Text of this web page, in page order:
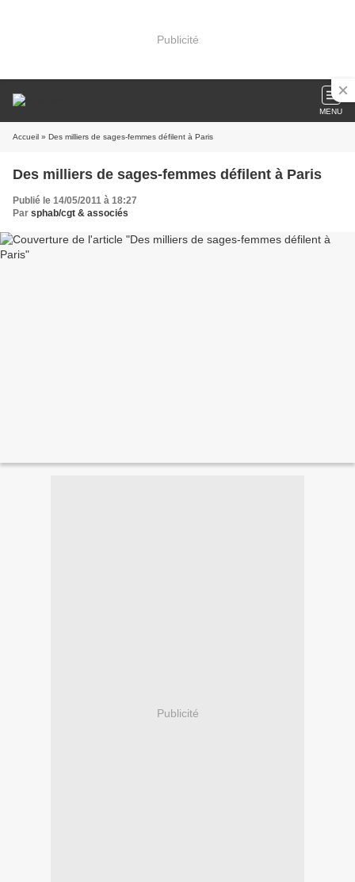
Publicité
MENU
Accueil » Des milliers de sages-femmes défilent à Paris
Des milliers de sages-femmes défilent à Paris
Publié le 14/05/2011 à 18:27
Par sphab/cgt & associés
Publicité